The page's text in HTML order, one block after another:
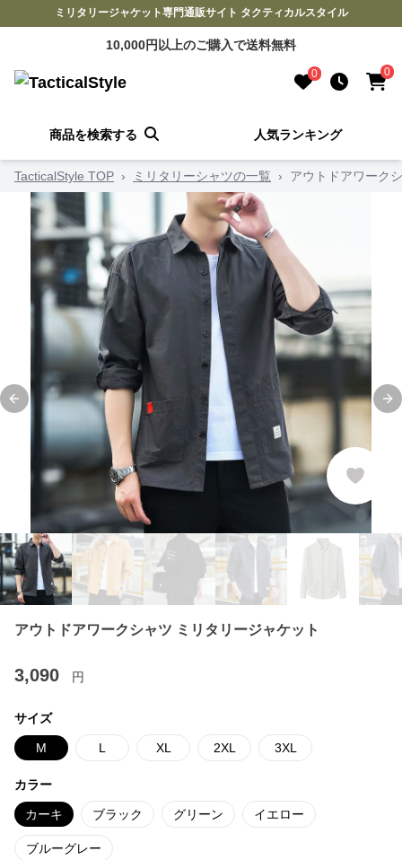
ミリタリージャケット専門通販サイト タクティカルスタイル
10,000円以上のご購入で送料無料
0 0
商品を検索する 人気ランキング
TacticalStyle TOP › ミリタリーシャツの一覧 › アウトドアワーク
Previous slide
アウトドアワークシャツ ミリタリージャケット
3,090 円
サイズ
M L XL 2XL 3XL
カラー
カーキ ブラック グリーン イエロー
ブルーグレー